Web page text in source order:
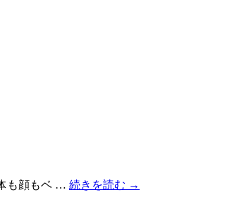
も顔もベ … 続きを読む →